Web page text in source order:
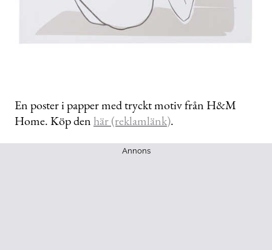
En poster i papper med tryckt motiv från H&M
Home. Köp denhär (reklamlänk).
Annons